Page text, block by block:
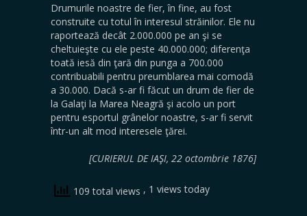
Drumurile noastre de fier, în fine, au fost
construite cu totul în interesul străinilor. Ele nu
raportează decât 2.000.000 pe an şi se
cheltuieşte cu ele peste 40.000.000; diferenţa
toată iesă din ţară din punga a 700.000
contribuabili pentru preumblarea mai comodă
a 30.000. Dacă s-ar fi făcut un drum de fier de
la Galaţi la Marea Neagră şi acolo un port
pentru esportul grânelor noastre, s-ar fi servit
într-un alt mod interesele ţărei.
[CURIERUL DE IAŞI, 22 octombrie 1876]
109 total views , 1 views today